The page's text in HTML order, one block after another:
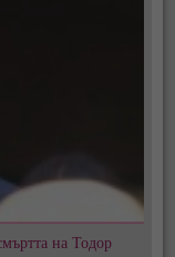
на Тодор